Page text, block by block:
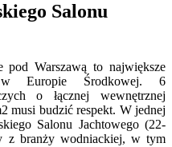
Salonu
Warszawą to największe
w Europie Środkowej. 6
o łącznej wewnętrznej
musi budzić respekt. W jednej
Salonu Jachtowego (22-
z branży wodniackiej, w tym